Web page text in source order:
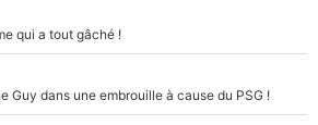
qui a tout gâché !
Guy dans une embrouille à cause du PSG !